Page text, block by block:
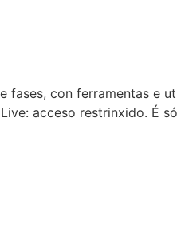
fases, con ferramentas e
acceso restrinxido. É